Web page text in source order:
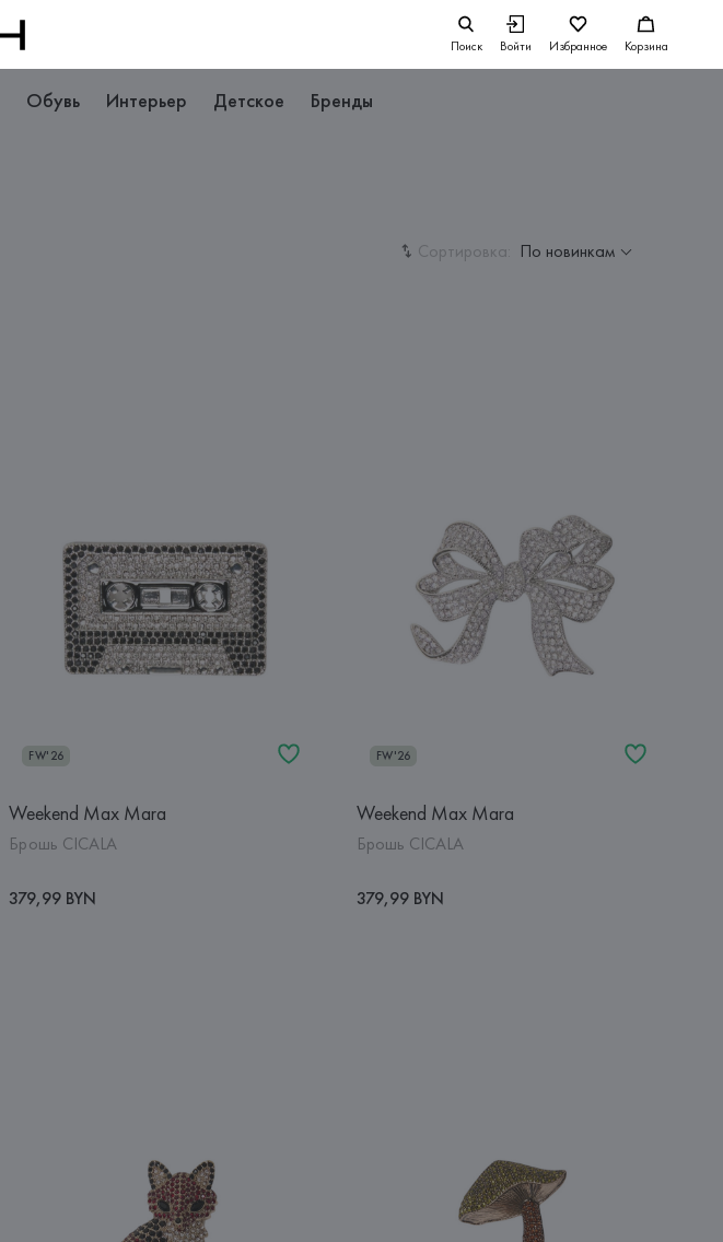
Поиск Войти Избранное Корзина
Обувь Интерьер Детское Бренды
Сортировка: По новинкам
FW'26
Weekend Max Mara
Брошь CICALA
379,99 BYN
FW'26
Weekend Max Mara
Брошь CICALA
379,99 BYN